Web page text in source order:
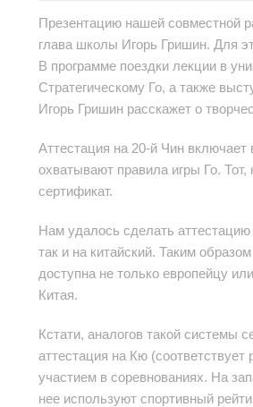
Презентацию нашей совместной
глава школы Игорь Гришин. Для
В программе поездки лекции в
Стратегическому Го, а также
Игорь Гришин расскажет о
Аттестация на 20-й Чин
охватывают правила игры Го. Тот,
сертификат.
Нам удалось сделать аттестацию
так и на китайский. Таким
доступна не только европейцу
Китая.
Кстати, аналогов такой системы
аттестация на Кю
участием в соревнованиях. На
нее используют спортивный